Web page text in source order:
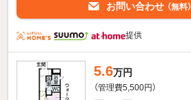
お問い合わせ （無料）
提供
5.6万円
（管理費5,500円）